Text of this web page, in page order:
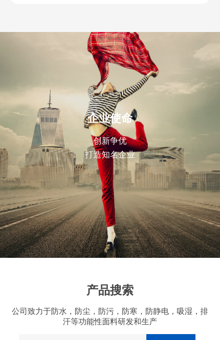
产品搜索
公司致力于防水，防尘，防污，防寒，防静电，吸湿，排
汗等功能性面料研发和生产